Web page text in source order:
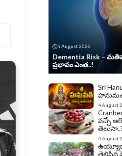
5 August 2026
Dementia Risk –
ప్రభావం ఎంత..!
Sri
4 August
వచ్చే
4 August
తెలిపిన